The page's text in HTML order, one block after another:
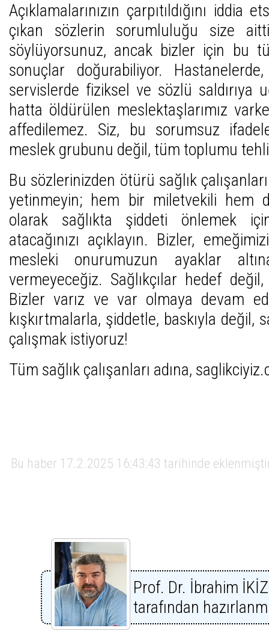
Açıklamalarınızın çarpıtıldığını iddia
çıkan sözlerin sorumluluğu size
söylüyorsunuz, ancak bizler için bu
sonuçlar doğurabiliyor.
servislerde fiziksel ve sözlü saldırıya
hatta öldürülen meslektaşlarımız
affedilemez. Siz, bu sorumsuz
meslek grubunu değil, tüm toplumu
Bu sözlerinizden ötürü sağlık
yetinmeyin; hem bir miletvekili hem
olarak sağlıkta şiddeti önlemek
atacağınızı açıklayın. Bizler,
mesleki onurumuzun ayaklar
vermeyeceğiz. Sağlıkçılar hedef
Bizler varız ve var olmaya devam
kışkırtmalarla, şiddetle, baskıyla değil,
çalışmak istiyoruz!
Tüm sağlık çalışanları adına,
Bu haber 17.2.2025 16:43:43 tarihinde
Prof. Dr. İbrahim
tarafından